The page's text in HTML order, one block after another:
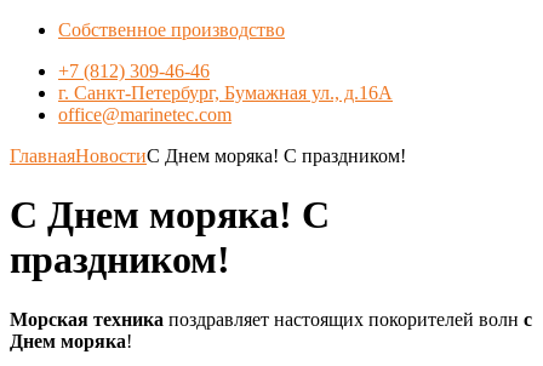
Собственное производство
+7 (812) 309-46-46
г. Санкт-Петербург, Бумажная ул., д.16А
office@marinetec.com
ГлавнаяНовостиС Днем моряка! С праздником!
С Днем моряка! С
праздником!
Морская техника поздравляет настоящих покорителей волн с
Днем моряка!